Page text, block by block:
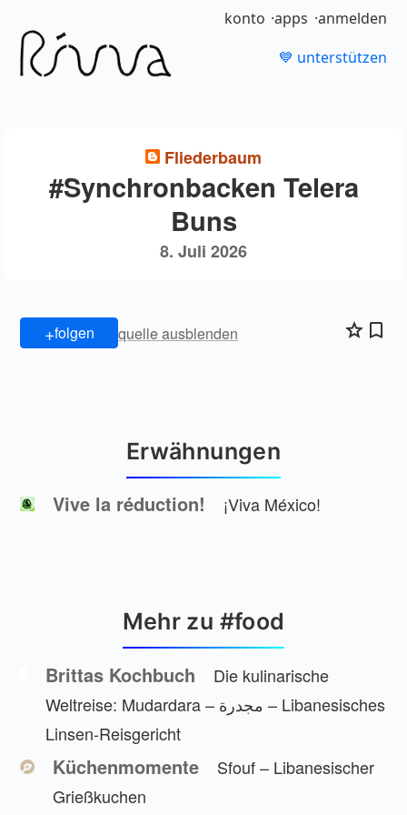
konto apps anmelden
💙 unterstützen
Fliederbaum
#Synchronbacken Telera
Buns
8. Juli 2026
+folgen quelle ausblenden
Erwähnungen
Vive la réduction! ¡Viva México!
Mehr zu #food
Brittas Kochbuch
Die kulinarische
Weltreise: Mudardara – مجدرة – Libanesisches
Linsen-Reisgericht
Küchenmomente
Sfouf – Libanesischer
Grießkuchen